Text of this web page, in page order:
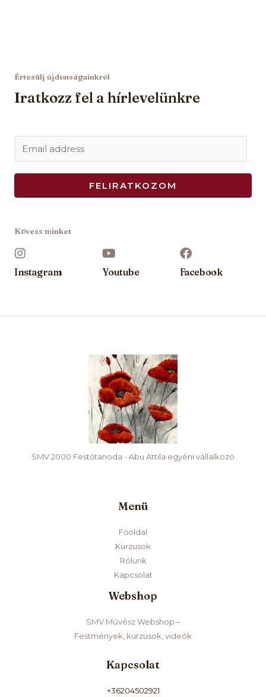
Értesülj újdonságainkról
Iratkozz fel a hírlevelünkre
m
a
FELIRATKOZOM
Kövess minket
Instagram Youtube Facebook
SMV 2000 Festőtanoda - Abu Attila egyéni vállalkozó
Menü
Főoldal
Kurzusok
Rólunk
Kapcsolat
Webshop
SMV Művész Webshop –
Festmények, kurzusok, videók
Kapcsolat
+36204502921